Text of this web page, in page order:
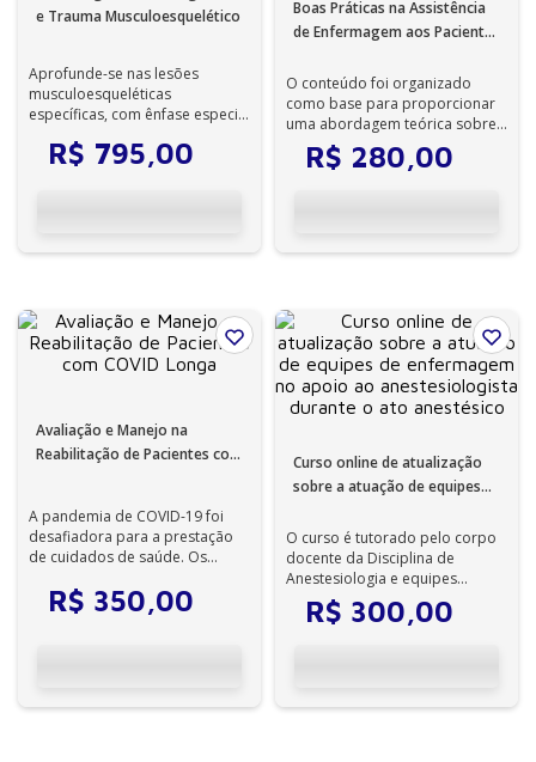
e Trauma Musculoesquelético
Aprofunde-se nas lesões
musculoesqueléticas
específicas, com ênfase especial
queimaduras.
R$ 795,00
Boas Práticas na Assistência
de Enfermagem aos Pacientes
O conteúdo foi organizado
como base para proporcionar
uma abordagem teórica sobre
os cuidados de enfermagem na
introduçã...
R$ 280,00
Avaliação e Manejo na
Reabilitação de Pacientes com
A pandemia de COVID-19 foi
desafiadora para a prestação
de cuidados de saúde. Os
depararam com...
R$ 350,00
Curso online de atualização
sobre a atuação de equipes
anestesiologista durante o
ato anestésico
O curso é tutorado pelo corpo
docente da Disciplina de
Anestesiologia e equipes
multidisciplinares do Hospital
das Clíni...
R$ 300,00